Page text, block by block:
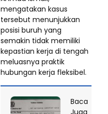
mengatakan kasus
tersebut menunjukkan
posisi buruh yang
semakin tidak memiliki
kepastian kerja di tengah
meluasnya praktik
hubungan kerja fleksibel.
Baca
Juga